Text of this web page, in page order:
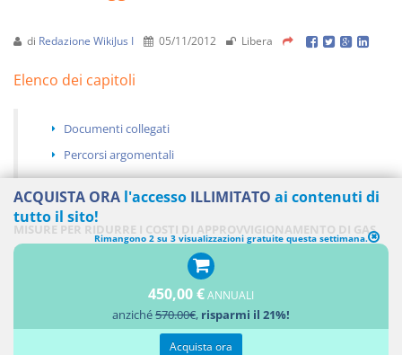
di Redazione WikiJus I 05/11/2012 Libera
Elenco dei capitoli
Documenti collegati
Percorsi argomentali
MISURE PER RIDURRE I COSTI DI APPROVVIGIONAMENTO DI GAS
NATURALE PER LE IMPRESE
ACQUISTA ORA l'accesso ILLIMITATO ai contenuti di
tutto il sito!
Rimangono 2 su 3 visualizzazioni gratuite questa settimana.
450,00 €ANNUALI
anziché570.00€, risparmi il 21%!
Acquista ora